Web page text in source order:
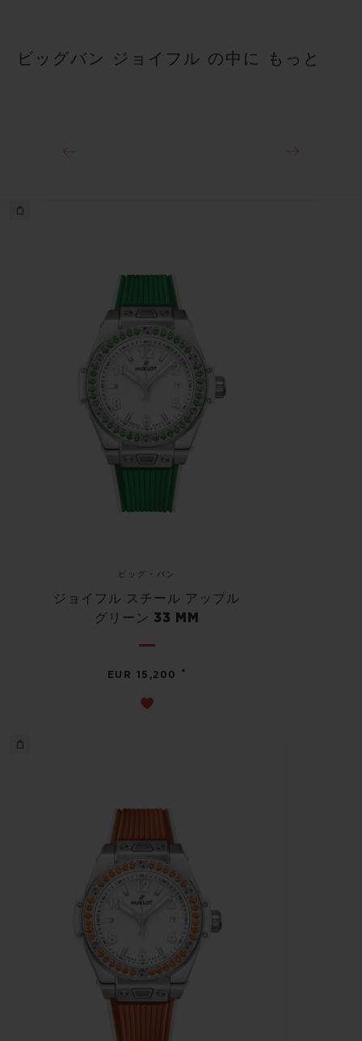
ビッグバン ジョイフル の中に もっと
ビッグ・バン
ジョイフル スチール アップル
グリーン 33 MM
EUR 15,200 •